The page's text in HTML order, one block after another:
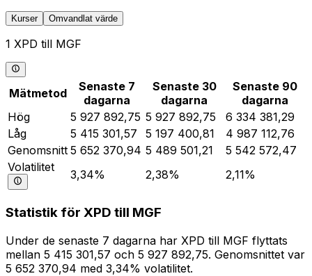
Kurser Omvandlat värde
1 XPD till MGF
Mätmetod
Senaste 7
dagarna
Senaste 30
dagarna
Senaste 90
dagarna
Hög
5 927 892,75 5 927 892,75
6 334 381,29
Låg
5 415 301,57 5 197 400,81
4 987 112,76
Genomsnitt 5 652 370,94 5 489 501,21
5 542 572,47
Volatilitet
3,34% 2,38% 2,11%
Statistik för XPD till MGF
Under de senaste 7 dagarna har XPD till MGF flyttats
mellan 5 415 301,57 och 5 927 892,75. Genomsnittet var
5 652 370,94 med 3,34% volatilitet.